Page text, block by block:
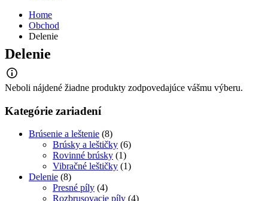
Home
Obchod
Delenie
Delenie
Neboli nájdené žiadne produkty zodpovedajúce vášmu výberu.
Kategórie zariadení
Brúsenie a leštenie (8)
Brúsky a leštičky (6)
Rovinné brúsky (1)
Vibračné leštičky (1)
Delenie (8)
Presné píly (4)
Rozbrusovacie píly (4)